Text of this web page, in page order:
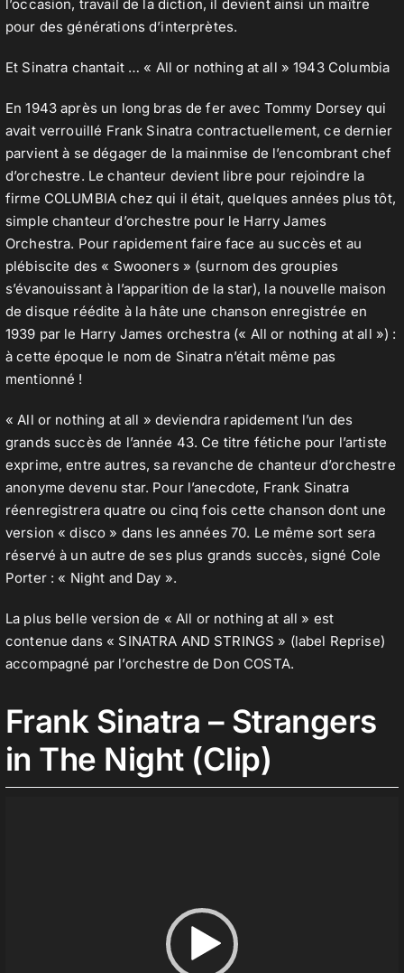
l’occasion, travail de la diction, il devient ainsi un maître
pour des générations d’interprètes.
Et Sinatra chantait … « All or nothing at all » 1943 Columbia
En 1943 après un long bras de fer avec Tommy Dorsey qui
avait verrouillé Frank Sinatra contractuellement, ce dernier
parvient à se dégager de la mainmise de l’encombrant chef
d’orchestre. Le chanteur devient libre pour rejoindre la
firme COLUMBIA chez qui il était, quelques années plus tôt,
simple chanteur d’orchestre pour le Harry James
Orchestra. Pour rapidement faire face au succès et au
plébiscite des « Swooners » (surnom des groupies
s’évanouissant à l’apparition de la star), la nouvelle maison
de disque réédite à la hâte une chanson enregistrée en
1939 par le Harry James orchestra (« All or nothing at all ») :
à cette époque le nom de Sinatra n’était même pas
mentionné !
« All or nothing at all » deviendra rapidement l’un des
grands succès de l’année 43. Ce titre fétiche pour l’artiste
exprime, entre autres, sa revanche de chanteur d’orchestre
anonyme devenu star. Pour l’anecdote, Frank Sinatra
réenregistrera quatre ou cinq fois cette chanson dont une
version « disco » dans les années 70. Le même sort sera
réservé à un autre de ses plus grands succès, signé Cole
Porter : « Night and Day ».
La plus belle version de « All or nothing at all » est
contenue dans « SINATRA AND STRINGS » (label Reprise)
accompagné par l’orchestre de Don COSTA.
Frank Sinatra – Strangers
in The Night (Clip)